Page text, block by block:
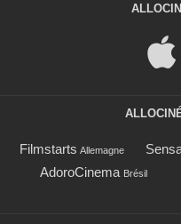
Filmstarts Allemagne
AdoroCinema Brésil